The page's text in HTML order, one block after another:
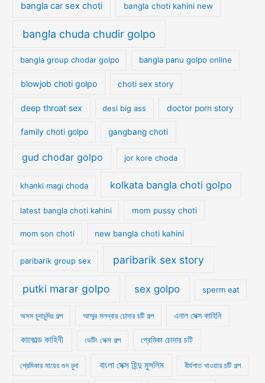
bangla car sex choti bangla choti kahini new
bangla chuda chudir golpo
bangla group chodar golpo bangla panu golpo online
blowjob choti golpo choti sex story
deep throat sex desi big ass doctor porn story
family choti golpo gangbang choti
gud chodar golpo jor kore choda
khanki magi choda kolkata bangla choti golpo
latest bangla choti kahini mom pussy choti
mom son choti new bangla choti kahini
paribarik group sex paribarik sex story
putki marar golpo sex golpo sperm eat
অসম চুদাচুদির গল্প আম্মুর মলদ্বার চোদার চটি গল্প এনাল সেক্স কাহিনি
কাকোল্ড কাহিনী ডেটিং সেক্স গল্প প্রেমিকা চোদার চটি
প্রেমিকার মায়ের গুদ চুদা বাংলা সেক্স হিন্দু মুসলিম বীর্যপাত খাওয়ার চটি গল্প